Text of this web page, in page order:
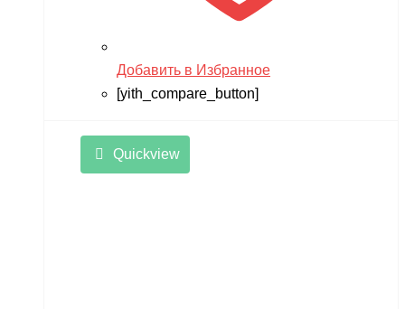
Добавить в Избранное
[yith_compare_button]
Quickview